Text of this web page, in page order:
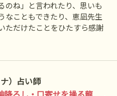
のね」と言われたり、思いも
なこともできたり、恵凪先生
ただけたことをひたすら感謝
ナ）占い師